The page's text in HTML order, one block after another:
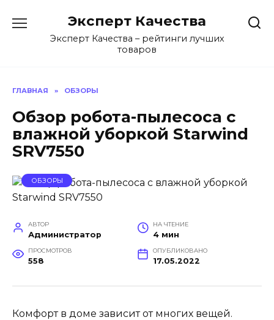
содержанию
Эксперт Качества
Эксперт Качества – рейтинги лучших
товаров
ГЛАВНАЯ » ОБЗОРЫ
Обзор робота-пылесоса с
влажной уборкой Starwind
SRV7550
ОБЗОРЫ
АВТОР
Администратор
НА ЧТЕНИЕ
4 мин
ПРОСМОТРОВ
558
ОПУБЛИКОВАНО
17.05.2022
Комфорт в доме зависит от многих вещей.